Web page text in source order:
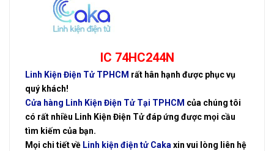
IC 74HC244N
Linh Kiện Điện Tử TPHCM rất hân hạnh được phục vụ
quý khách!
Cửa hàng Linh Kiện Điện Tử Tại TPHCM của chúng tôi
có rất nhiều Linh Kiện Điện Tử đáp ứng được mọi cầu
tìm kiếm của bạn.
Mọi chi tiết về Linh kiện điện tử Caka xin vui lòng liên hệ